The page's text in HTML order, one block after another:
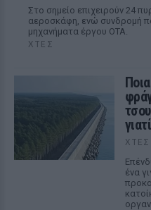
Στο σημείο επιχειρούν 24
αεροσκάφη, ενώ συνδρομή
μηχανήματα έργου ΟΤΑ.
ΧΤΕΣ
ΧΤΕΣ
ένα